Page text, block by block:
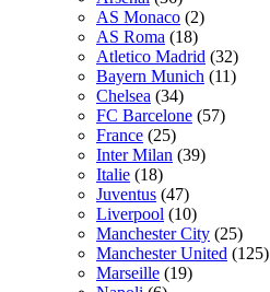
AS Monaco (2)
AS Roma (18)
Atletico Madrid (32)
Bayern Munich (11)
Chelsea (34)
FC Barcelone (57)
France (25)
Inter Milan (39)
Italie (18)
Juventus (47)
Liverpool (10)
Manchester City (25)
Manchester United (125)
Marseille (19)